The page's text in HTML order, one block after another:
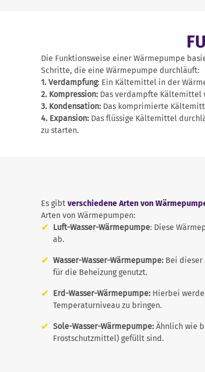
Die Funktionsweise einer Wärmepumpe
Schritte, die eine Wärmepumpe durchläuft:
1. Verdampfung: Ein Kältemittel in der
2. Kompression: Das verdampfte Kältemittel
3. Kondensation: Das komprimierte
4. Expansion: Das flüssige Kältemittel
zu starten.
Es gibt verschiedene Arten von
Arten von Wärmepumpen:
Luft-Wasser-Wärmepumpe: Diese
ab.
Wasser-Wasser-Wärmepumpe: Bei dieser
für die Beheizung genutzt.
Erd-Wasser-Wärmepumpe: Hierbei
Temperaturniveau zu bringen.
Sole-Wasser-Wärmepumpe: Ähnlich wie
Frostschutzmittel) gefüllt sind.